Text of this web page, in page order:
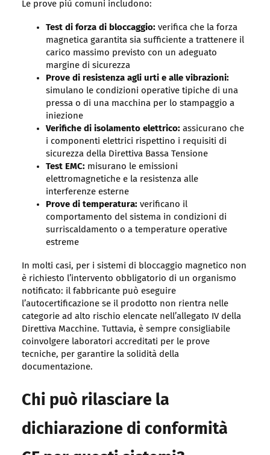
Le prove più comuni includono:
Test di forza di bloccaggio:verifica che la forza
magnetica garantita sia sufficiente a trattenere il
carico massimo previsto con un adeguato
margine di sicurezza
Prove di resistenza agli urti e alle vibrazioni:
simulano le condizioni operative tipiche di una
pressa o di una macchina per lo stampaggio a
iniezione
Verifiche di isolamento elettrico:assicurano che
i componenti elettrici rispettino i requisiti di
sicurezza della Direttiva Bassa Tensione
Test EMC:misurano le emissioni
elettromagnetiche e la resistenza alle
interferenze esterne
Prove di temperatura:verificano il
comportamento del sistema in condizioni di
surriscaldamento o a temperature operative
estreme
In molti casi, per i sistemi di bloccaggio magnetico non
è richiesto l’intervento obbligatorio di un organismo
notificato: il fabbricante può eseguire
l’autocertificazione se il prodotto non rientra nelle
categorie ad alto rischio elencate nell’allegato IV della
Direttiva Macchine. Tuttavia, è sempre consigliabile
coinvolgere laboratori accreditati per le prove
tecniche, per garantire la solidità della
documentazione.
Chi può rilasciare la
dichiarazione di conformità